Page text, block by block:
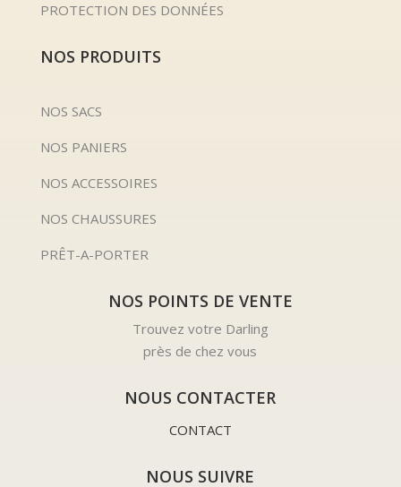
PROTECTION DES DONNÉES
NOS PRODUITS
NOS SACS
NOS PANIERS
NOS ACCESSOIRES
NOS CHAUSSURES
PRÊT-A-PORTER
NOS POINTS DE VENTE
Trouvez votre Darling
près de chez vous
NOUS CONTACTER
CONTACT
NOUS SUIVRE